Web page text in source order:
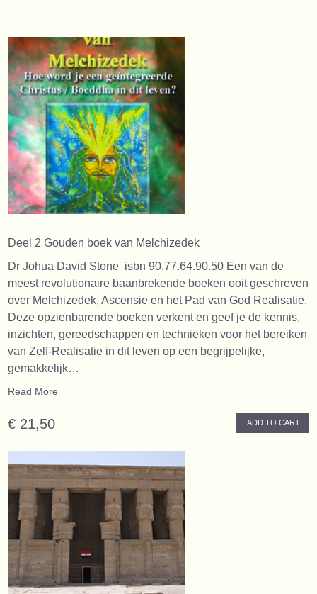
Deel 2 Gouden boek van Melchizedek
Dr Johua David Stone isbn 90.77.64.90.50 Een van de
meest revolutionaire baanbrekende boeken ooit geschreven
over Melchizedek, Ascensie en het Pad van God Realisatie.
Deze opzienbarende boeken verkent en geef je de kennis,
inzichten, gereedschappen en technieken voor het bereiken
van Zelf-Realisatie in dit leven op een begrijpelijke,
gemakkelijk…
Read More
€ 21,50 ADD TO CART